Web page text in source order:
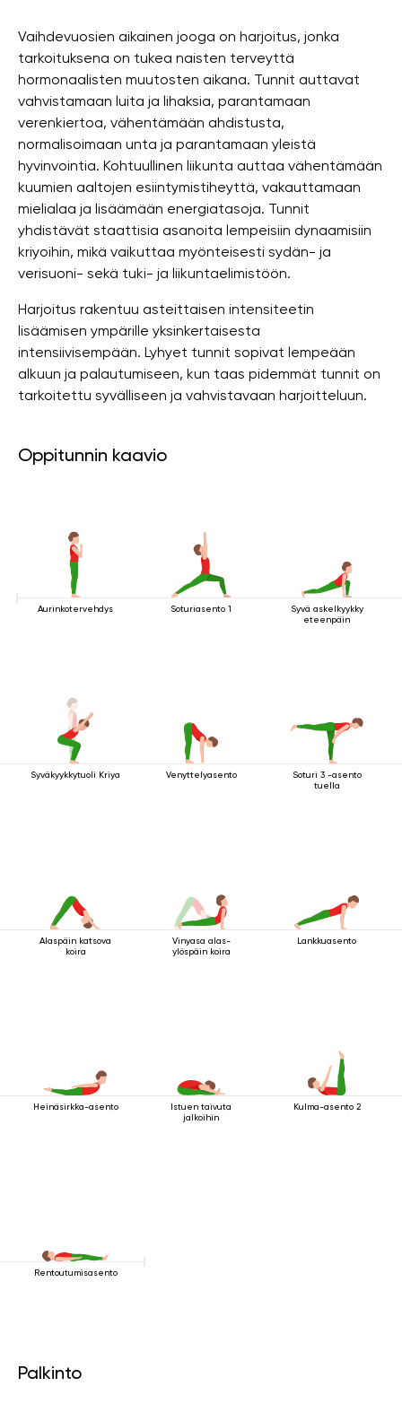
Vaihdevuosien aikainen jooga on harjoitus, jonka
tarkoituksena on tukea naisten terveyttä
hormonaalisten muutosten aikana. Tunnit auttavat
vahvistamaan luita ja lihaksia, parantamaan
verenkiertoa, vähentämään ahdistusta,
normalisoimaan unta ja parantamaan yleistä
hyvinvointia. Kohtuullinen liikunta auttaa vähentämään
kuumien aaltojen esiintymistiheyttä, vakauttamaan
mielialaa ja lisäämään energiatasoja. Tunnit
yhdistävät staattisia asanoita lempeisiin dynaamisiin
kriyoihin, mikä vaikuttaa myönteisesti sydän- ja
verisuoni- sekä tuki- ja liikuntaelimistöön.
Harjoitus rakentuu asteittaisen intensiteetin
lisäämisen ympärille yksinkertaisesta
intensiivisempään. Lyhyet tunnit sopivat lempeään
alkuun ja palautumiseen, kun taas pidemmät tunnit on
tarkoitettu syvälliseen ja vahvistavaan harjoitteluun.
Oppitunnin kaavio
Aurinkotervehdys Soturiasento 1
Syvä askelkyykky
eteenpäin
Syväkyykkytuoli Kriya Venyttelyasento
Soturi 3 -asento
tuella
Alaspäin katsova
koira
Vinyasa alas-
ylöspäin koira
Lankkuasento
Heinäsirkka-asento
Istuen taivuta
jalkoihin
Kulma-asento 2
Rentoutumisasento
Palkinto